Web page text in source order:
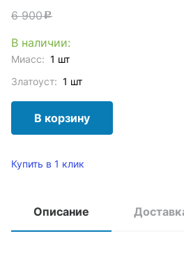
6 900c
В наличии:
Миасс: 1 шт
Златоуст: 1 шт
В корзину
Купить в 1 клик
Описание